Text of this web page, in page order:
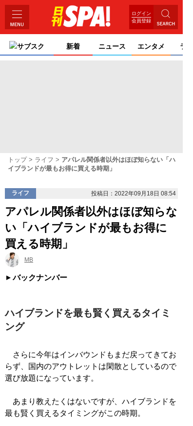
ログイン
会員登録
サブスク 新着 ニュース エンタメ ライ
トップ ライフ
アパレル関係者以外はほぼ知らない「ハ
イブランドが最もお得に買える時期」
ライフ 投稿日：2022年09月18日 08:54
アパレル関係者以外はほぼ知らな
い「ハイブランドが最もお得に
買える時期」
MB
バックナンバー
ハイブランドを最も賢く買えるタイミ
ング
さらに今年はインバウンドもまだ戻ってきてお
らず、国内のアウトレットは閑散としているので
選び放題になっています。
あまり教えたくはないですが、ハイブランドを
最も賢く買えるタイミングがこの時期。